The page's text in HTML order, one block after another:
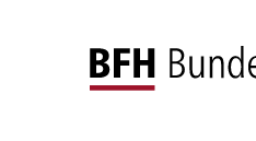
Startseite